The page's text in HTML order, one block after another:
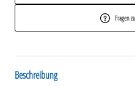
Fragen
Beschreibung